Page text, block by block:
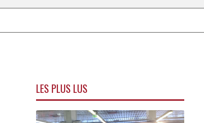
LES PLUS LUS